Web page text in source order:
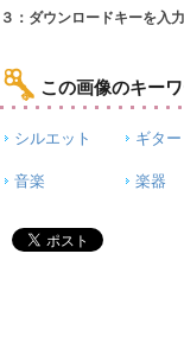
３：ダウンロードキーを入
この画像のキー
シルエット ギター
音楽
楽器